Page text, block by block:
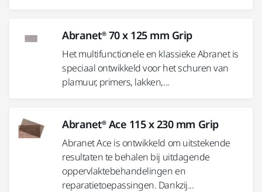
Abranet® 70 x 125 mm Grip
Het multifunctionele en klassieke Abranet is
speciaal ontwikkeld voor het schuren van
plamuur, primers, lakken,...
Abranet® Ace 115 x 230 mm Grip
Abranet Ace is ontwikkeld om uitstekende
resultaten te behalen bij uitdagende
oppervlaktebehandelingen en
reparatietoepassingen. Dankzij...